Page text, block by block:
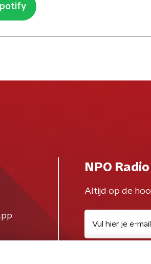
NPO
Altijd op de